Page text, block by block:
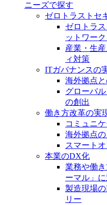
ニーズで探す
ゼロトラストセ
ゼロトラ
ットワー
産業・生
ィ対策
ITガバナンスの
海外拠点
グローバ
の創出
働き方改革の実
コミュニ
海外拠点
スマート
本業のDX化
業務や働
ーマル」
製造現場
リー